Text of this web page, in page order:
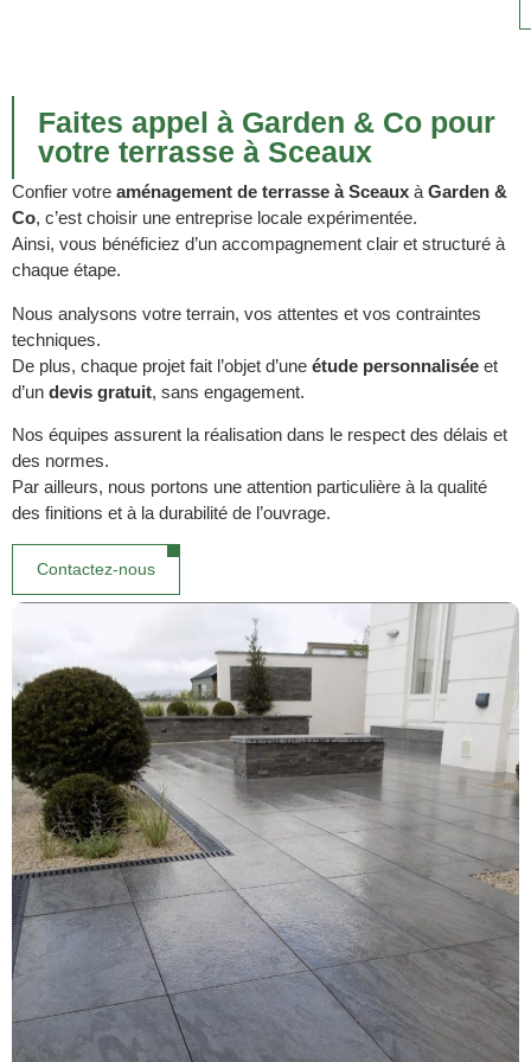
Faites appel à Garden & Co pour
votre terrasse à Sceaux
Confier votre aménagement de terrasse à Sceaux à Garden &
Co, c’est choisir une entreprise locale expérimentée.
Ainsi, vous bénéficiez d’un accompagnement clair et structuré à
chaque étape.
Nous analysons votre terrain, vos attentes et vos contraintes
techniques.
De plus, chaque projet fait l’objet d’une étude personnalisée et
d’un devis gratuit, sans engagement.
Nos équipes assurent la réalisation dans le respect des délais et
des normes.
Par ailleurs, nous portons une attention particulière à la qualité
des finitions et à la durabilité de l’ouvrage.
Contactez-nous